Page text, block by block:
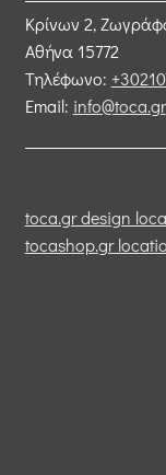
Κρίνων 2,
Αθήνα 15772
Τηλέφωνο:
Email: info@toca.gr
toca.gr design
tocashop.gr